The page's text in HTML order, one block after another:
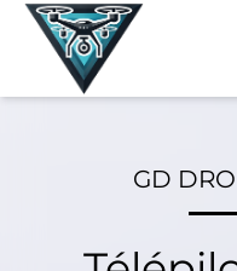
Skip
GD